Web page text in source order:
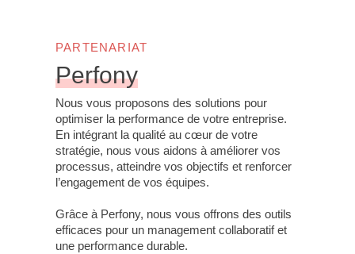
PARTENARIAT
Perfony
Nous vous proposons des solutions pour
optimiser la performance de votre entreprise.
En intégrant la qualité au cœur de votre
stratégie, nous vous aidons à améliorer vos
processus, atteindre vos objectifs et renforcer
l’engagement de vos équipes.
Grâce à Perfony, nous vous offrons des outils
efficaces pour un management collaboratif et
une performance durable.